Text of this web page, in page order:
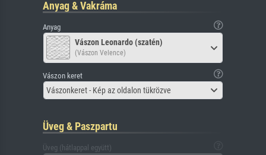
Anyag & Vakráma
Anyag
Vászon Leonardo (szatén)
(Vászon Velence)
Vászon keret
Vászonkeret - Kép az oldalon tükrözve
Üveg & Paszpartu
Üveg (hátlappal együtt)